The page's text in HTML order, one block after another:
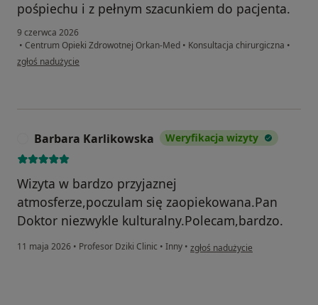
pośpiechu i z pełnym szacunkiem do pacjenta.
9 czerwca 2026
• Centrum Opieki Zdrowotnej Orkan-Med • Konsultacja chirurgiczna •
w opinii użytkownika Damian
zgłoś nadużycie
Barbara Karlikowska Weryfikacja wizyty
Wizyta w bardzo przyjaznej
atmosferze,poczulam się zaopiekowana.Pan
Doktor niezwykle kulturalny.Polecam,bardzo.
11 maja 2026 • Profesor Dziki Clinic • Inny • w opinii użytkownika Barbara
zgłoś nadużycie